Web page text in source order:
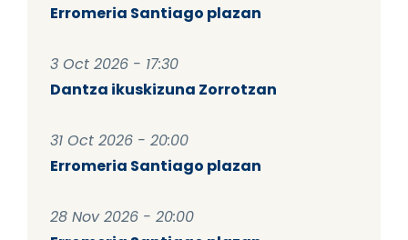
Erromeria Santiago plazan
3 Oct 2026 - 17:30
Dantza ikuskizuna Zorrotzan
31 Oct 2026 - 20:00
Erromeria Santiago plazan
28 Nov 2026 - 20:00